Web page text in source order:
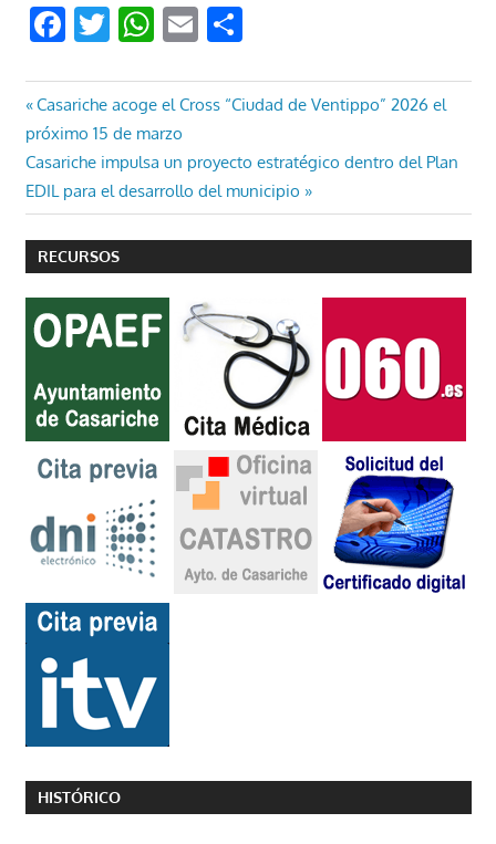
Facebook
Twitter
WhatsApp
EmailCompartir
Navegación
de
entradas
Entrada
anterior:
Casariche acoge el Cross “Ciudad de Ventippo” 2026 el
próximo 15 de marzo
Entrada
siguiente:
Casariche impulsa un proyecto estratégico dentro del Plan
EDIL para el desarrollo del municipio
RECURSOS
HISTÓRICO